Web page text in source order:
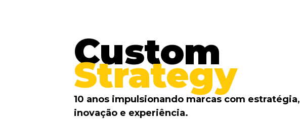
Custom
Strategy
10 anos impulsionando marcas com estratégia,
inovação e experiência.